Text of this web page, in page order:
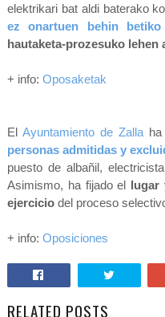
elektrikari bat aldi baterako
ez onartuen behin betiko
hautaketa-prozesuko lehen
+ info: Oposaketak
ElAyuntamiento de Zalla
personas admitidas y
puesto de albañil,
Asimismo, ha fijado el lugar
ejerciciodel proceso
+ info: Oposiciones
RELATED POSTS